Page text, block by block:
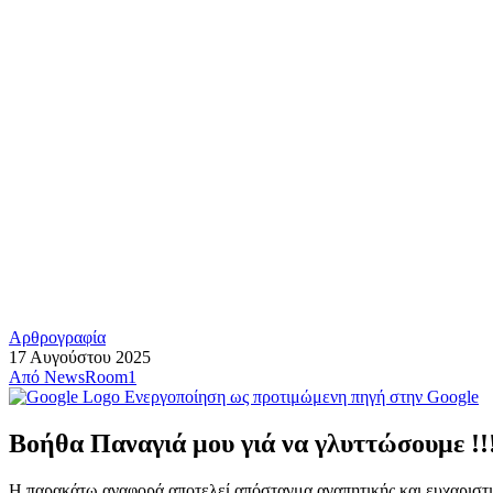
Αρθρογραφία
17 Αυγούστου 2025
Από NewsRoom1
Ενεργοποίηση ως προτιμώμενη πηγή στην Google
Βοήθα Παναγιά μου γιά να γλυττώσουμε